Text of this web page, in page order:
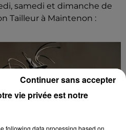
samedi et dimanche de
Tailleur à Maintenon :
vie privée est notre
following data processing based on
Continuer sans accepter